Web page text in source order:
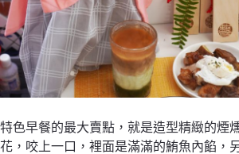
特色早餐的最大賣點，就是造型精緻的煙
花，咬上一口，裡面是滿滿的鮪魚內餡，